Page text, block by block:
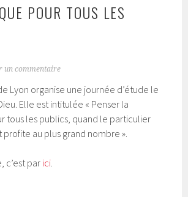
POUR TOUS LES
un commentaire
Lyon organise une journée d’étude le
Elle est intitulée « Penser la
tous les publics, quand le particulier
au plus grand nombre ».
c’est par ici